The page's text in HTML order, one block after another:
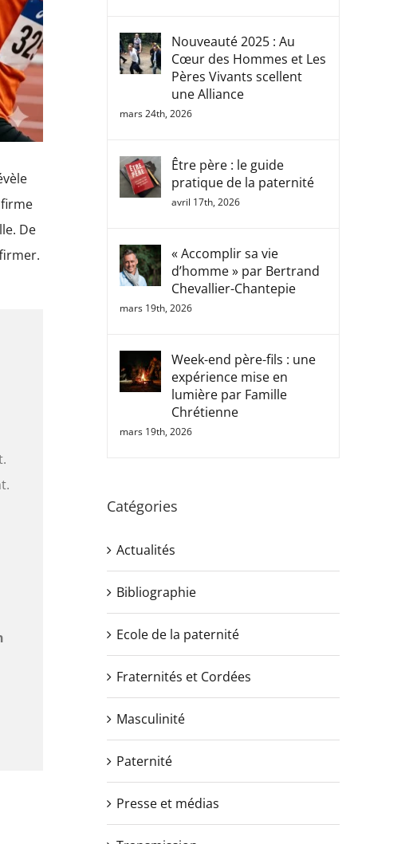
De
Nouveauté 2025 : Au
Cœur des Hommes et Les
Pères Vivants scellent
une Alliance
mars 24th, 2026
Être père : le guide
pratique de la paternité
avril 17th, 2026
« Accomplir sa vie
d’homme » par Bertrand
Chevallier-Chantepie
mars 19th, 2026
Week-end père-fils : une
expérience mise en
lumière par Famille
Chrétienne
mars 19th, 2026
Catégories
Actualités
Bibliographie
Ecole de la paternité
Fraternités et Cordées
Masculinité
Paternité
Presse et médias